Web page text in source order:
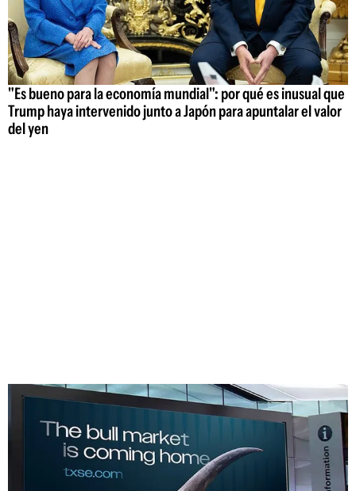
"Es bueno para la economía mundial": por qué es inusual que
Trump haya intervenido junto a Japón para apuntalar el valor
del yen